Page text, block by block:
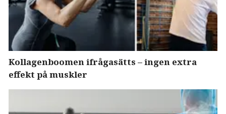
Kollagenboomen ifrågasätts – ingen extra
effekt på muskler